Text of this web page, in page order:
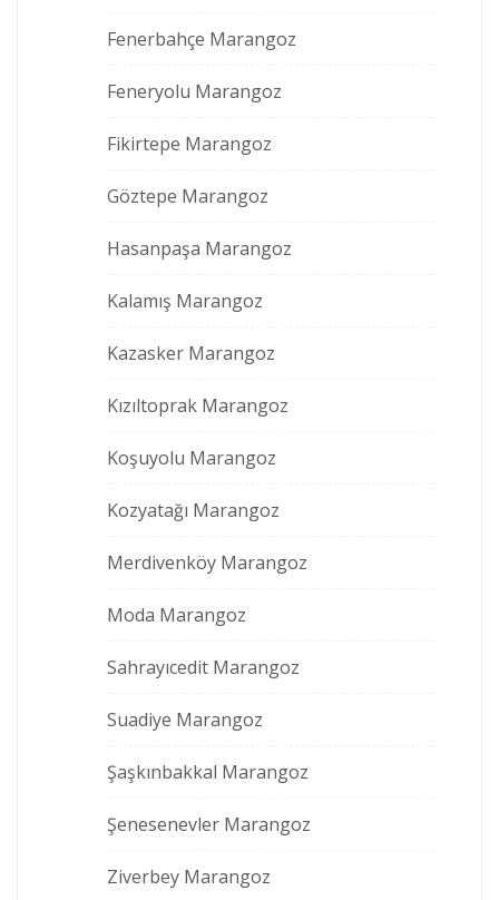
Fenerbahçe Marangoz
Feneryolu Marangoz
Fikirtepe Marangoz
Göztepe Marangoz
Hasanpaşa Marangoz
Kalamış Marangoz
Kazasker Marangoz
Kızıltoprak Marangoz
Koşuyolu Marangoz
Kozyatağı Marangoz
Merdivenköy Marangoz
Moda Marangoz
Sahrayıcedit Marangoz
Suadiye Marangoz
Şaşkınbakkal Marangoz
Şenesenevler Marangoz
Ziverbey Marangoz